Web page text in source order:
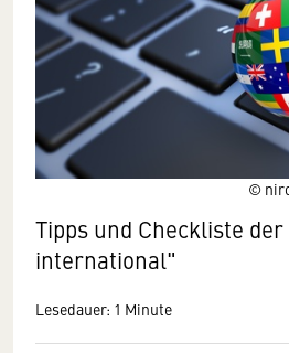
©
Tipps und Checkliste
international"
Lesedauer: 1 Minute